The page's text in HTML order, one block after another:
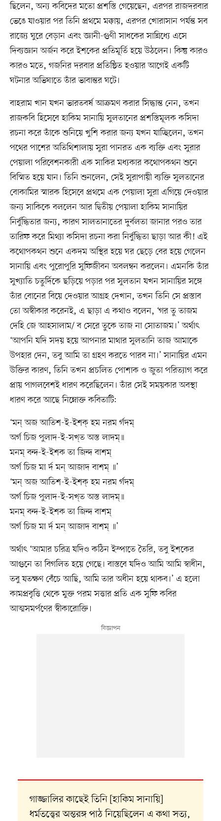
ছিলেন, অন্য কবিদের মতো প্রশস্তি গেয়েছেন, এরপর রাজদরবার
ভেঙে যাওয়ার পর তিনি প্রথমে মক্কায়, এরপর খোরাসান পর্যন্ত সব
রাজ্যে ঘুরে বেড়ান এবং জ্ঞানী-গুণী সাধকের সান্নিধ্যে এসে
দিব্যজ্ঞান অর্জন করে ইশকের প্রতিমূর্তি হয়ে উঠলেন। কিন্তু কারও
কারও মতে, গজনির দরবার প্রতিষ্ঠিত হওয়ার আগেই একটি
ঘটনার অভিঘাতে তাঁর ভাবান্তর ঘটে।
বাহরাম খান যখন ভারতবর্ষ আক্রমণ করার সিদ্ধান্ত নেন, তখন
রাজকবি হিসেবে হাকিম সানায়ি সুলতানের প্রশস্তিমূলক কসিদা
রচনা করে তাঁকে শুনিয়ে খুশি করার জন্য যখন যাচ্ছিলেন, তখন
পথের পাশের অতিথিশালায় সুরা পানরত এক ব্যক্তি এবং সুরার
পেয়ালা পরিবেশনকারী এক সাকির মধ্যকার কথোপকথন শুনে
বিস্মিত হয়ে যান। তিনি শুনলেন, সেই সুরাপায়ী ব্যক্তি সুলতানের
বোকামির স্মারক হিসেবে প্রথমে এক পেয়ালা সুরা এগিয়ে দেওয়ার
জন্য সাকিকে বললেন আর দ্বিতীয় পেয়ালা হাকিম সানায়ির
নির্বুদ্ধিতার জন্য, কারণ সালতানাতের দুর্বলতা জানার পরও তার
তারিফ করে মিথ্যা কসিদা রচনা করা নির্বুদ্ধিতা ছাড়া আর কী! এই
কথোপকথন শুনে একদম অস্থির হয়ে ঘর ছেড়ে বের হয়ে গেলেন
সানায়ি এবং পুরোপুরি সুফিজীবন অবলম্বন করলেন। এমনকি তাঁর
সুখ্যাতি চতুর্দিকে ছড়িয়ে পড়ার পর সুলতান যখন সানায়ির সঙ্গে
তাঁর বোনের বিয়ে দেওয়ার আগ্রহ দেখান, তখন তিনি সে প্রস্তাব
তো অস্বীকার করেনই, এ ছাড়া এ কথাও বলেন, ‘গর তু তাজম
দেহি জে আহসালাম/ ব সেরে তুকে তাজ না সোতাজম।’ অর্থাৎ
‘আপনি যদি সদয় হয়ে আপনার মাথার সুলতানি তাজ আমাকে
উপহার দেন, তবু আমি তা গ্রহণ করতে পারব না।’ সানায়ির এমন
উক্তির কারণ, তিনি তখন প্রচলিত পোশাক ও জুতা পরিত্যাগ করে
প্রায় পাগলবেশই ধারণ করেছিলেন। তাঁর সেই সময়কার অবস্থা
ধারণ করে আছে নিম্নোক্ত কবিতাটি:
‘মন্ অজ আতিশ-ই-ইশক্ হম নরম র্গদম্
অর্গ চিজ পুলাদ-ই-সখ্ত অস্ত লাদম্॥
মনম্ বন্দ-ই-ইশক তা জিন্দ বাশম্
অর্গ চিজ মা র্দ মন্ আজাদ বাশম্ ॥’
‘মন্ অজ আতিশ-ই-ইশক্ হম নরম র্গদম্
অর্গ চিজ পুলাদ-ই-সখ্ত অস্ত লাদম্॥
মনম্ বন্দ-ই-ইশক তা জিন্দ বাশম্
অর্গ চিজ মা র্দ মন্ আজাদ বাশম্ ॥’
অর্থাৎ ‘আমার চরিত্র যদিও কঠিন ইস্পাতে তৈরি, তবু ইশকের
আগুনে তা বিগলিত হয়ে গেছে। বাস্তবে যদিও আমি আমি স্বাধীন,
তবু যতক্ষণ বেঁচে আছি, আমি তার অধীন হয়ে থাকব।’ এ হলো
কামপ্রবৃত্তি থেকে মুক্ত পরম সত্তার প্রতি এক সুফি কবির
আত্মসমর্পণের স্বীকারোক্তি।
গাজ্জালির কাছেই তিনি [হাকিম সানায়ি]
ধর্মতত্ত্বের অন্তরঙ্গ পাঠ নিয়েছিলেন এ কথা সত্য,